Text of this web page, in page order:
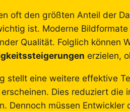
oft den größten Anteil der
ist. Moderne
Qualität. Folglich können
erzielen,
stellt eine weitere effektive
Dies reduziert die
Dennoch müssen Entwickler